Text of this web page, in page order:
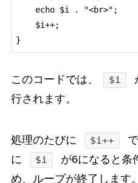
このコードでは、 $i
行されます。
処理のたびに $i++
に
$i
が6になると条
め、ループが終了します。